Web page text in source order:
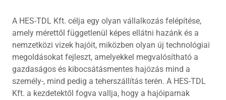
A HES-TDL Kft. célja egy olyan vállalkozás felépítése,
amely mérettől függetlenül képes ellátni hazánk és a
nemzetközi vizek hajóit, miközben olyan új technológiai
megoldásokat fejleszt, amelyekkel megvalósítható a
gazdaságos és kibocsátásmentes hajózás mind a
személy-, mind pedig a teherszállítás terén. A HES-TDL
Kft. a kezdetektől fogva vallja, hogy a hajóiparnak